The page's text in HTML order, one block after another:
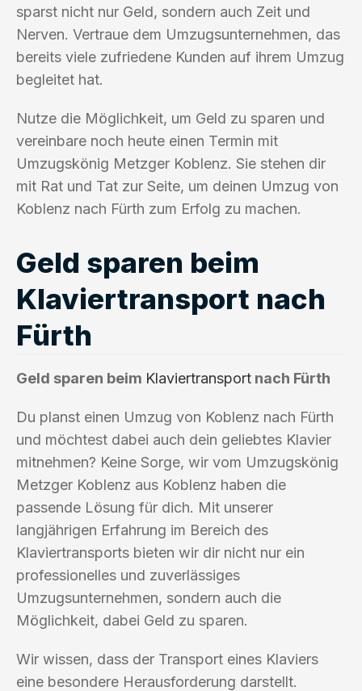
sparst nicht nur Geld, sondern auch Zeit und
Nerven. Vertraue dem Umzugsunternehmen, das
bereits viele zufriedene Kunden auf ihrem Umzug
begleitet hat.
Nutze die Möglichkeit, um Geld zu sparen und
vereinbare noch heute einen Termin mit
Umzugskönig Metzger Koblenz. Sie stehen dir
mit Rat und Tat zur Seite, um deinen Umzug von
Koblenz nach Fürth zum Erfolg zu machen.
Geld sparen beim
Klaviertransport nach
Fürth
Geld sparen beim Klaviertransport nach Fürth
Du planst einen Umzug von Koblenz nach Fürth
und möchtest dabei auch dein geliebtes Klavier
mitnehmen? Keine Sorge, wir vom Umzugskönig
Metzger Koblenz aus Koblenz haben die
passende Lösung für dich. Mit unserer
langjährigen Erfahrung im Bereich des
Klaviertransports bieten wir dir nicht nur ein
professionelles und zuverlässiges
Umzugsunternehmen, sondern auch die
Möglichkeit, dabei Geld zu sparen.
Wir wissen, dass der Transport eines Klaviers
eine besondere Herausforderung darstellt.